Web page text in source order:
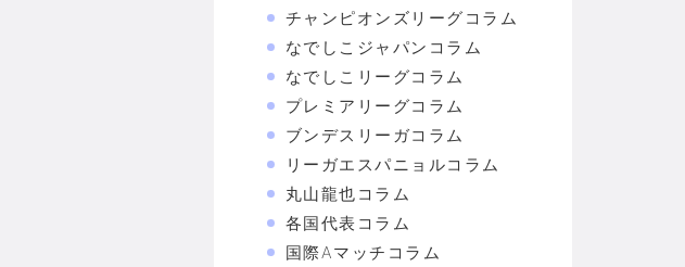
チャンピオンズリーグコラム
なでしこジャパンコラム
なでしこリーグコラム
プレミアリーグコラム
ブンデスリーガコラム
リーガエスパニョルコラム
丸山龍也コラム
各国代表コラム
国際Aマッチコラム